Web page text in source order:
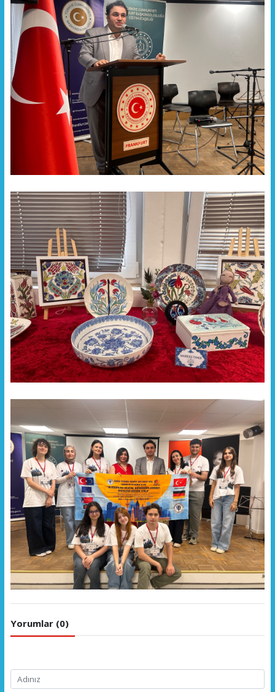
Yorumlar (0)